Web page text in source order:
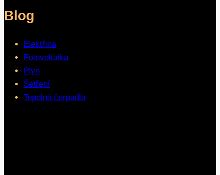
Blog
Elektřina
Fotovoltaika
Plyn
Šetření
Tepelná čerpadla